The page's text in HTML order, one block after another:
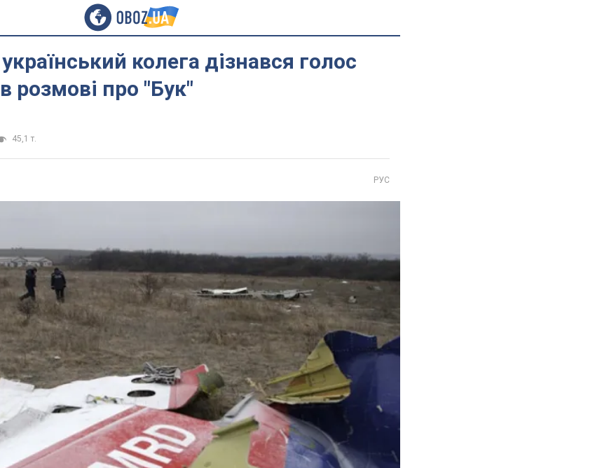
колега дізнався голос
розмові про "Бук"
45,1 т.
РУС